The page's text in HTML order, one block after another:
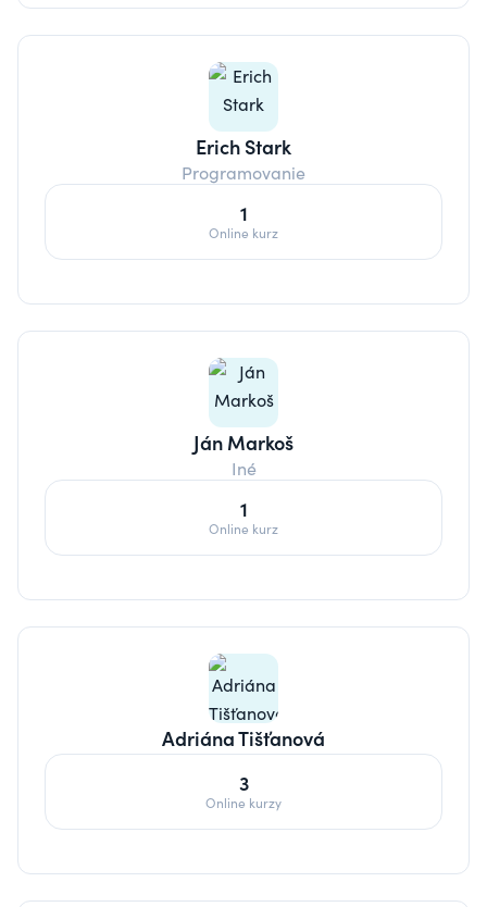
Erich Stark
Programovanie
1
Online kurz
Ján Markoš
Iné
1
Online kurz
Adriána Tišťanová
3
Online kurzy